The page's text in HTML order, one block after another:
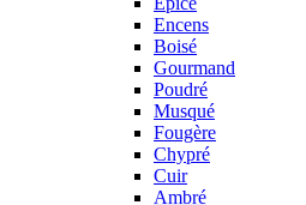
Encens
Boisé
Gourmand
Poudré
Musqué
Fougère
Chypré
Cuir
Ambré